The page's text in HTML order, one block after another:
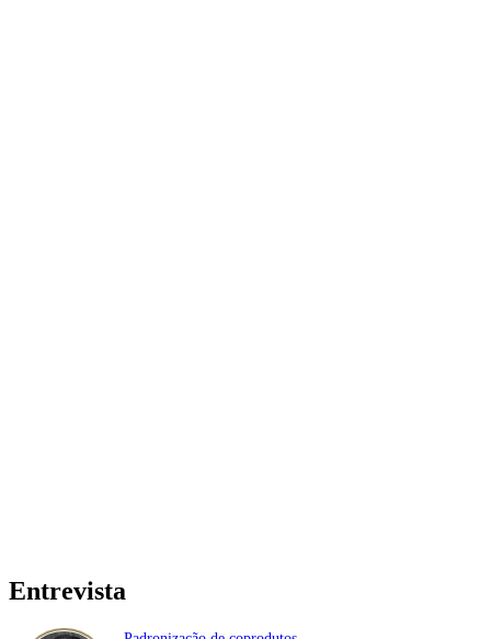
Entrevista